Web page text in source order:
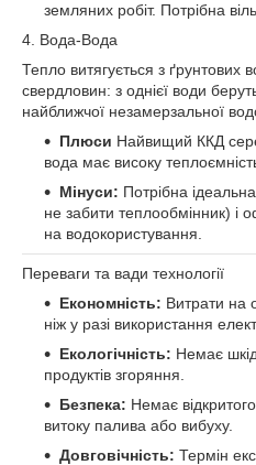
земляних робіт. Потрібна
4. Вода-Вода
Тепло витягується з ґрунтових
свердловин: з однієї води
найближчої незамерзальної
Плюси Найвищий ККД
вода має високу
Мінуси: Потрібна
не забити теплообмінник) і
на водокористування.
Переваги та вади технології
Економність: Витрати на
ніж у разі використання
Екологічність: Немає
продуктів згоряння.
Безпека: Немає
витоку палива або вибуху.
Довговічність: Термін